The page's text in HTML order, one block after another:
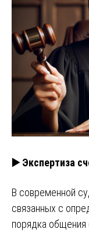
▶️ Экспертиза
В современной
связанных с
порядка общения